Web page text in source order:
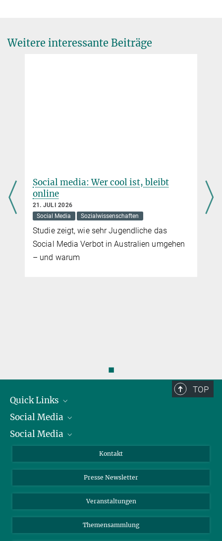
Weitere interessante Beiträge
Social media: Wer cool ist, bleibt
online
21. JULI 2026
Social Media
Sozialwissenschaften
Studie zeigt, wie sehr Jugendliche das
Social Media Verbot in Australien umgehen
– und warum
◼
TOP
Quick Links
Präsident
Zahlen und Fakten
Meldestelle Fehlverhalten
Social Media
Bluesky
Social Media
YouTube
Kontakt
Presse Newsletter
Veranstaltungen
Themensammlung